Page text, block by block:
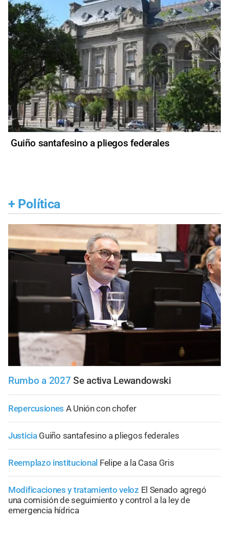
Guiño santafesino a pliegos federales
+ Política
Rumbo a 2027 Se activa Lewandowski
Repercusiones A Unión con chofer
Justicia Guiño santafesino a pliegos federales
Reemplazo institucional Felipe a la Casa Gris
Modificaciones y tratamiento veloz El Senado agregó
una comisión de seguimiento y control a la ley de
emergencia hídrica